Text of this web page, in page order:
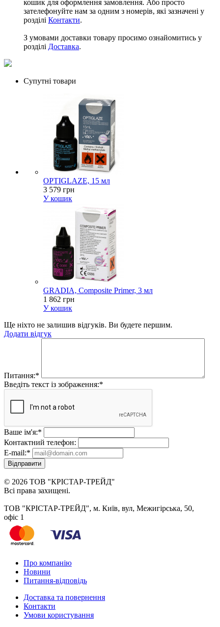
кошик для оформлення замовлення. Або просто
зателефонуйте нам за одним з номерів, які зазначені у
розділі Контакти.
З умовами доставки товару просимо ознайомитись у
розділі Доставка.
Супутні товари
OPTIGLAZE, 15 мл
3 579 грн
У кошик
GRADIA, Composite Primer, 3 мл
1 862 грн
У кошик
Ще ніхто не залишив відгуків. Ви будете першим.
Додати відгук
Питання:*
Введіть текст із зображення:*
Ваше ім'я:*
Контактний телефон:
E-mail:*
Відправити
© 2026 ТОВ "КРІСТАР-ТРЕЙД"
Всі права захищені.
ТОВ "КРІСТАР-ТРЕЙД", м. Київ, вул, Межигірська, 50,
офіс 1
Про компанію
Новини
Питання-відповідь
Доставка та повернення
Контакти
Умови користування